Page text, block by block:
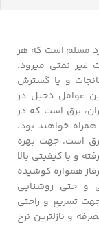
مسلم است که هر
غیر نفتی میرود.
و یا گسترش
عوامل دخیل در
برق است که در
خواهند بود.
است. جهت بهره
و با کیفیتی بالا
همواره کوشیده
و حتی روشنایی
تسریع و راحتی
و نازلترین نرخ